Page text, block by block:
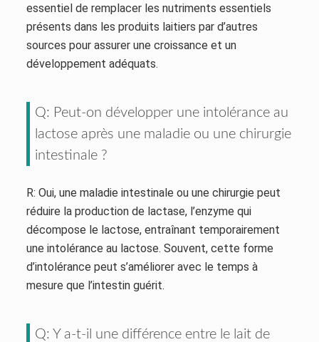
essentiel de remplacer les nutriments essentiels
présents dans les produits laitiers par d’autres
sources pour assurer une croissance et un
développement adéquats.
Q: Peut-on développer une intolérance au
lactose après une maladie ou une chirurgie
intestinale ?
R: Oui, une maladie intestinale ou une chirurgie peut
réduire la production de lactase, l’enzyme qui
décompose le lactose, entraînant temporairement
une intolérance au lactose. Souvent, cette forme
d’intolérance peut s’améliorer avec le temps à
mesure que l’intestin guérit.
Q: Y a-t-il une différence entre le lait de